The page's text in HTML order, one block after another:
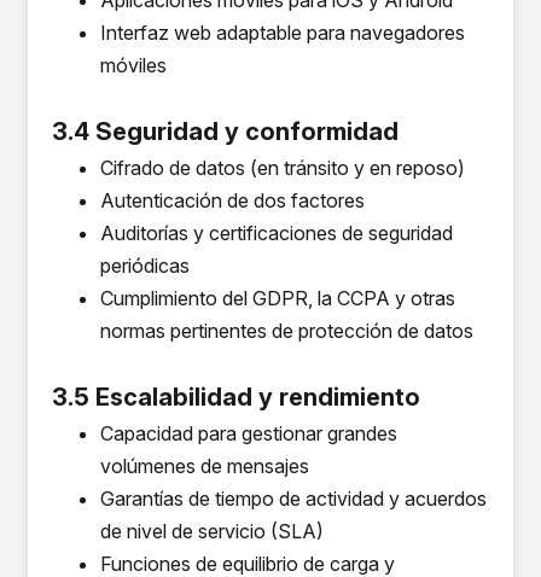
Interfaz web adaptable para navegadores
móviles
3.4 Seguridad y conformidad
Cifrado de datos (en tránsito y en reposo)
Autenticación de dos factores
Auditorías y certificaciones de seguridad
periódicas
Cumplimiento del GDPR, la CCPA y otras
normas pertinentes de protección de datos
3.5 Escalabilidad y rendimiento
Capacidad para gestionar grandes
volúmenes de mensajes
Garantías de tiempo de actividad y acuerdos
de nivel de servicio (SLA)
Funciones de equilibrio de carga y